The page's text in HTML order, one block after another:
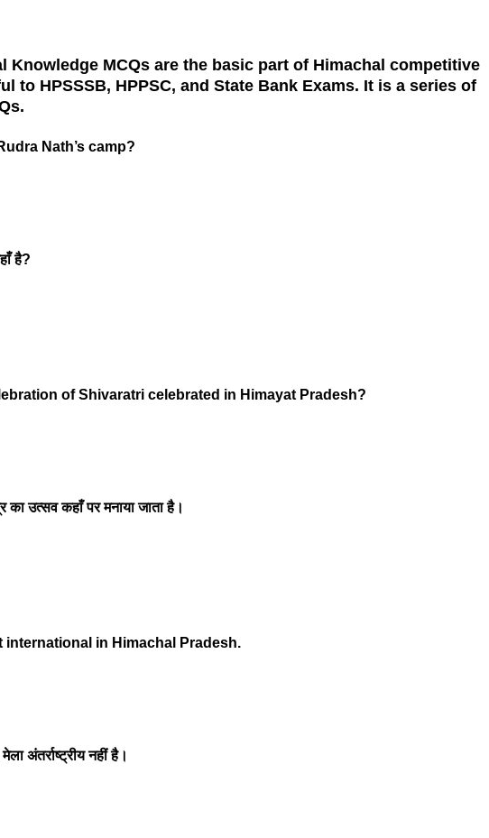
Knowledge MCQs are the basic part of Himachal competitive
to HPSSSB, HPPSC, and State Bank Exams. It is a series of
Nath’s camp?
है?
of Shivaratri celebrated in Himayat Pradesh?
का उत्सव कहाँ पर मनाया जाता है।
international in Himachal Pradesh.
अंतर्राष्ट्रीय नहीं है।